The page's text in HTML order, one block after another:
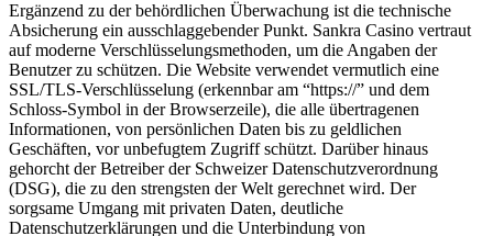
Ergänzend zu der behördlichen Überwachung ist die technische
Absicherung ein ausschlaggebender Punkt. Sankra Casino vertraut
auf moderne Verschlüsselungsmethoden, um die Angaben der
Benutzer zu schützen. Die Website verwendet vermutlich eine
SSL/TLS-Verschlüsselung (erkennbar am “https://” und dem
Schloss-Symbol in der Browserzeile), die alle übertragenen
Informationen, von persönlichen Daten bis zu geldlichen
Geschäften, vor unbefugtem Zugriff schützt. Darüber hinaus
gehorcht der Betreiber der Schweizer Datenschutzverordnung
(DSG), die zu den strengsten der Welt gerechnet wird. Der
sorgsame Umgang mit privaten Daten, deutliche
Datenschutzerklärungen und die Unterbindung von